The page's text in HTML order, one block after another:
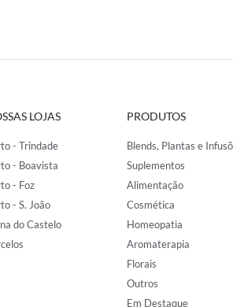
LOJAS
- Trindade
- Boavista
- Foz
- S. João
do Castelo
PRODUTOS
Blends, Plantas e
Suplementos
Alimentação
Cosmética
Homeopatia
Aromaterapia
Florais
Outros
Em Destaque